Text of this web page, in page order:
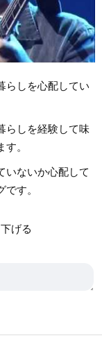
らしを心配してい
らしを経験して味
。
いないか心配して
す。
下げる